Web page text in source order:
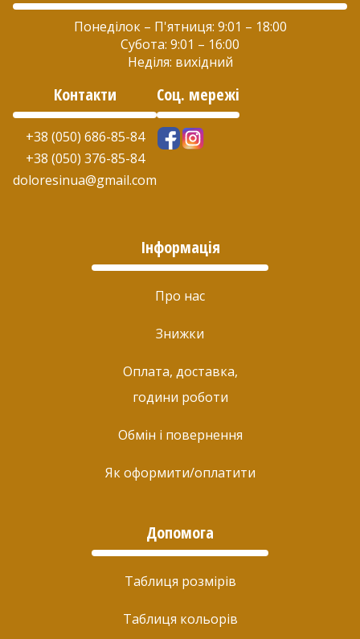
Понеділок – П'ятниця: 9:01 – 18:00
Субота: 9:01 – 16:00
Неділя: вихідний
Контакти
+38 (050) 686-85-84
+38 (050) 376-85-84
doloresinua@gmail.com
Соц. мережі
Інформація
Про нас
Знижки
Оплата, доставка,
години роботи
Обмін і повернення
Як оформити/оплатити
Допомога
Таблиця розмірів
Таблиця кольорів